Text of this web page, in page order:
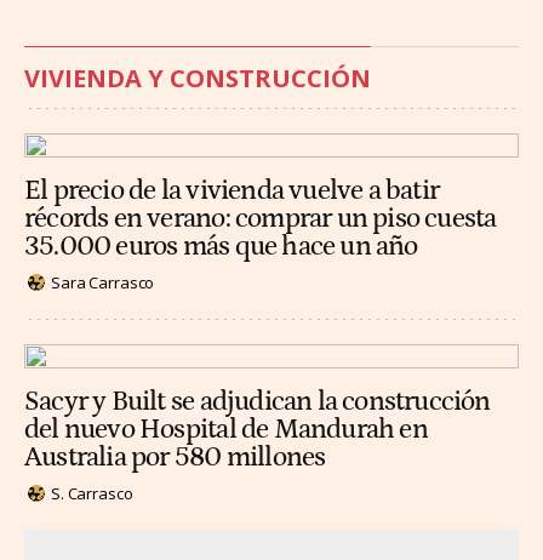
VIVIENDA Y CONSTRUCCIÓN
El precio de la vivienda vuelve a batir
récords en verano: comprar un piso cuesta
35.000 euros más que hace un año
Sara Carrasco
Sacyr y Built se adjudican la construcción
del nuevo Hospital de Mandurah en
Australia por 580 millones
S. Carrasco